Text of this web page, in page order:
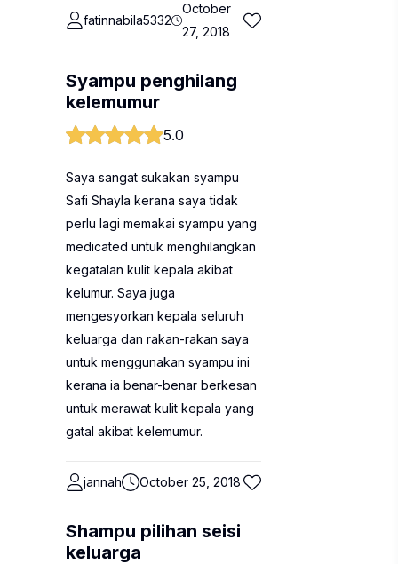
fatinnabila5332
October
27, 2018
Syampu penghilang
kelemumur
5.0
Saya sangat sukakan syampu
Safi Shayla kerana saya tidak
perlu lagi memakai syampu yang
medicated untuk menghilangkan
kegatalan kulit kepala akibat
kelumur. Saya juga
mengesyorkan kepala seluruh
keluarga dan rakan-rakan saya
untuk menggunakan syampu ini
kerana ia benar-benar berkesan
untuk merawat kulit kepala yang
gatal akibat kelemumur.
jannah October 25, 2018
Shampu pilihan seisi
keluarga